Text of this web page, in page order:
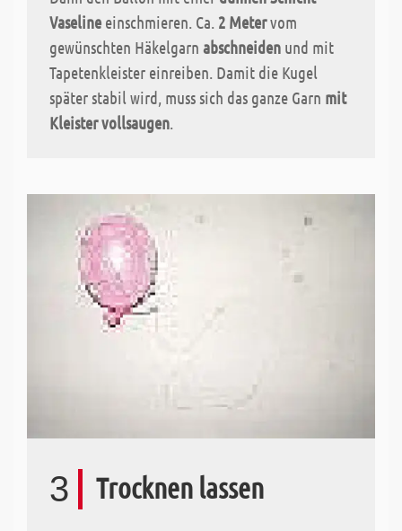
Vaseline einschmieren. Ca. 2 Metervom
gewünschten Häkelgarn abschneiden und mit
Tapetenkleister einreiben. Damit die Kugel
später stabil wird, muss sich das ganze Garn mit
Kleister vollsaugen.
3 Trocknen lassen